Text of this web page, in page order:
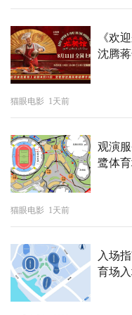
《欢
沈腾
猫眼电影 1天前
观演
鹭体
猫眼电影 1天前
入场
育场